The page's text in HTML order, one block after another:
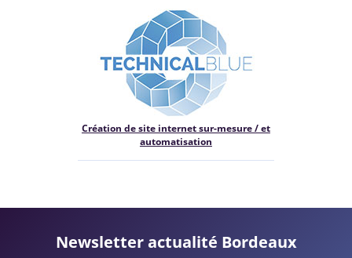
Création de site internet sur-mesure / et
automatisation
Newsletter actualité Bordeaux